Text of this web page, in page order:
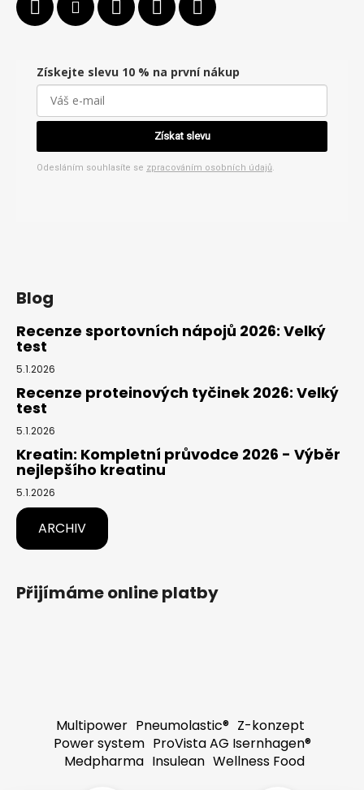
Získejte slevu 10 % na první nákup
Získat slevu
Odesláním souhlasíte se zpracováním osobních údajů.
Blog
Recenze sportovních nápojů 2026: Velký
test
5.1.2026
Recenze proteinových tyčinek 2026: Velký
test
5.1.2026
Kreatin: Kompletní průvodce 2026 - Výběr
nejlepšího kreatinu
5.1.2026
ARCHIV
Přijímáme online platby
Multipower Pneumolastic® Z-konzept
Power system ProVista AG Isernhagen®
Medpharma Insulean Wellness Food